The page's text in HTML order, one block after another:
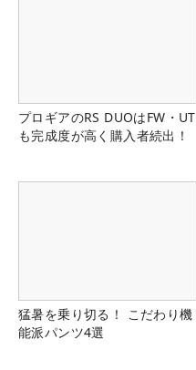
プロギアのRS DUOはFW・UT
も完成度が高く購入者続出！
猛暑を乗り切る！ こだわり機
能派パンツ4選